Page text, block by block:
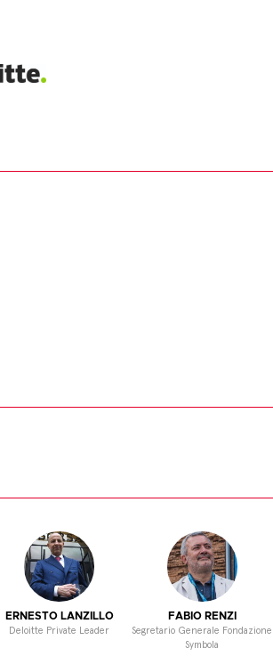
ERNESTO LANZILLO
Deloitte Private Leader
FABIO RENZI
Segretario Generale Fondazione
Symbola